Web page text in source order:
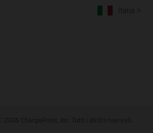
Italia >